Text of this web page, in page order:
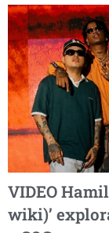
VIDEO
wiki)’